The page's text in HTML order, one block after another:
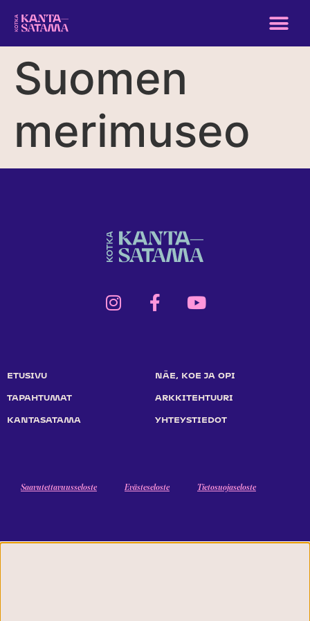
Suomen
merimuseo
ETUSIVU NÄE, KOE JA OPI
TAPAHTUMAT ARKKITEHTUURI
KANTASATAMA YHTEYSTIEDOT
Saavutettavuusseloste Evästeseloste Tietosuojaseloste